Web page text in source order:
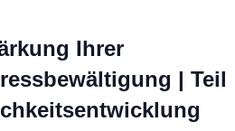
Ihrer
| Teil